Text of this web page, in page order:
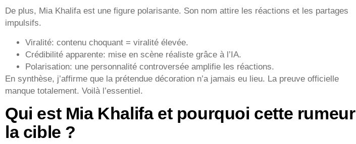
De plus, Mia Khalifa est une figure polarisante. Son nom attire les réactions et les partages
impulsifs.
Viralité: contenu choquant = viralité élevée.
Crédibilité apparente: mise en scène réaliste grâce à l’IA.
Polarisation: une personnalité controversée amplifie les réactions.
En synthèse, j’affirme que la prétendue décoration n’a jamais eu lieu. La preuve officielle
manque totalement. Voilà l’essentiel.
Qui est Mia Khalifa et pourquoi cette rumeur
la cible ?